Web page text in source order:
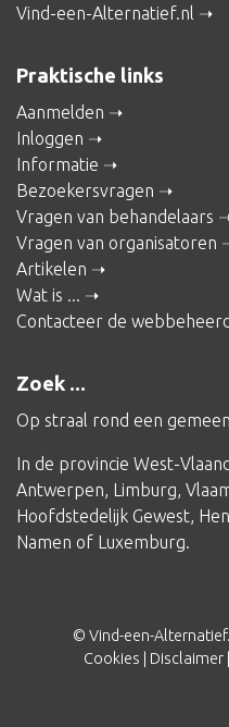
Vind-een-Alternatief.nl
Praktische links
Aanmelden
Inloggen
Informatie
Bezoekersvragen
Vragen van behandelaars
Vragen van organisatoren
Artikelen
Wat is ...
Contacteer de
Zoek ...
Op straal rond een
In de provincie West-
Antwerpen, Limburg,
Hoofdstedelijk Gewest,
Namen of Luxemburg.
© Vind-een-
Cookies
Disclaimer